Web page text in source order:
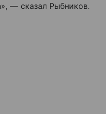
— сказал Рыбников.